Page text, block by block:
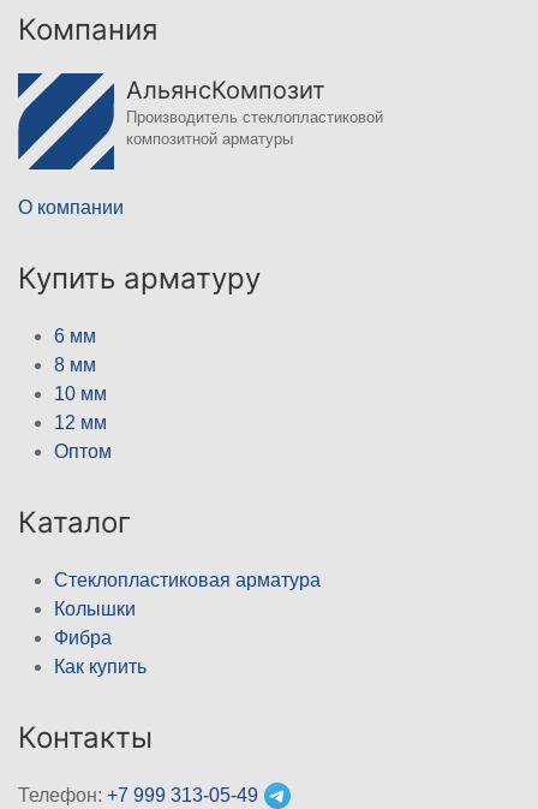
Компания
АльянсКомпозит
Производитель стеклопластиковой
композитной арматуры
О компании
Купить арматуру
6 мм
8 мм
10 мм
12 мм
Оптом
Каталог
Стеклопластиковая арматура
Колышки
Фибра
Как купить
Контакты
Телефон: +7 999 313-05-49